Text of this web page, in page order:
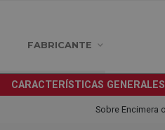
FABRICANTE
CARACTERÍSTICAS GENERALES
Sobre Encimera